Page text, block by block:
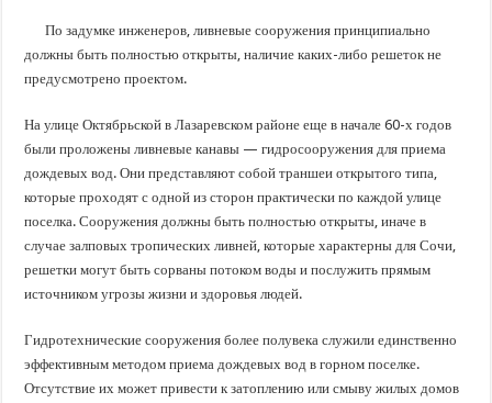
Важные правила обращения в вашу страховую компанию
По задумке инженеров, ливневые сооружения принципиально
должны быть полностью открыты, наличие каких-либо решеток не
предусмотрено проектом.
На улице Октябрьской в Лазаревском районе еще в начале 60-х годов
были проложены ливневые канавы — гидросооружения для приема
дождевых вод. Они представляют собой траншеи открытого типа,
которые проходят с одной из сторон практически по каждой улице
поселка. Сооружения должны быть полностью открыты, иначе в
случае залповых тропических ливней, которые характерны для Сочи,
решетки могут быть сорваны потоком воды и послужить прямым
источником угрозы жизни и здоровья людей.
Гидротехнические сооружения более полувека служили единственно
эффективным методом приема дождевых вод в горном поселке.
Отсутствие их может привести к затоплению или смыву жилых домов